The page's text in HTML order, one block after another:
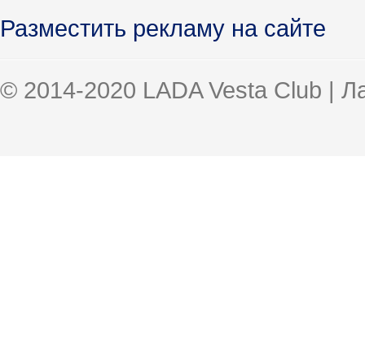
Разместить рекламу на сайте
© 2014-2020 LADA Vesta Club |